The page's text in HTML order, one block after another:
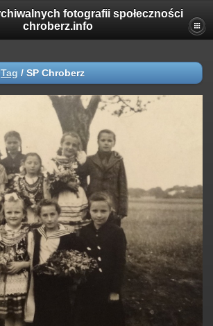
fotografii społeczności
chroberz.info
Tag / SP Chroberz